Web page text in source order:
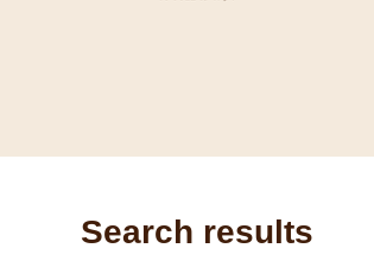
Search results